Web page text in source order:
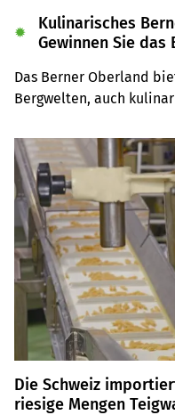
Kulinarisches
Gewinnen Sie das
Das Berner Oberland
Bergwelten, auch
«Alpe-Chuchi – Berner
✹
Die Schweiz
riesige Mengen